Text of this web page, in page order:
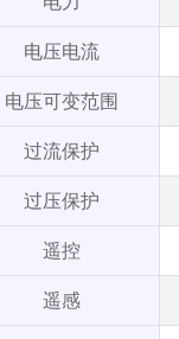
电压电流
电压可变范围
过流保护
过压保护
遥控
遥感